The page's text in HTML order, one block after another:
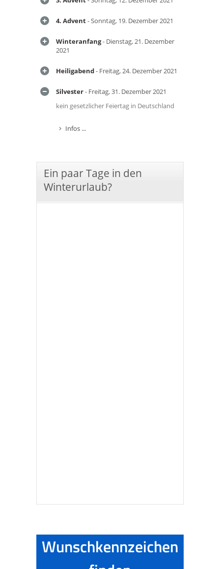
4. Advent- Sonntag, 19. Dezember 2021
Winteranfang- Dienstag, 21. Dezember
2021
Heiligabend- Freitag, 24. Dezember 2021
Silvester- Freitag, 31. Dezember 2021
kein gesetzlicher Feiertag in Deutschland
Infos ...
Ein paar Tage in den
Winterurlaub?